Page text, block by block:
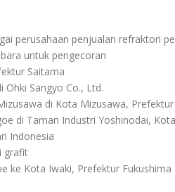
perusahaan penjualan refraktori
untuk pengecoran
Saitama
Sangyo Co., Ltd.
di Kota Mizusawa,
di Taman Industri Yoshinodai,
Indonesia
grafit
ke Kota Iwaki, Prefektur